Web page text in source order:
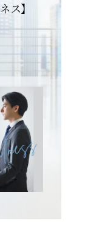
ス】